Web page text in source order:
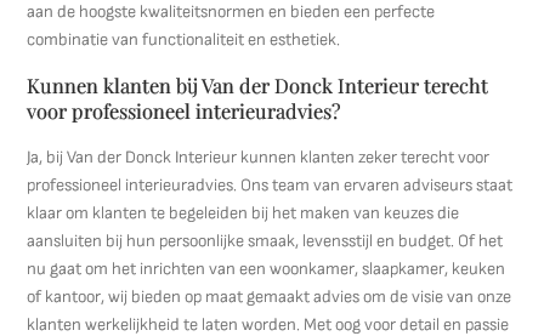
aan de hoogste kwaliteitsnormen en bieden een perfecte
combinatie van functionaliteit en esthetiek.
Kunnen klanten bij Van der Donck Interieur terecht
voor professioneel interieuradvies?
Ja, bij Van der Donck Interieur kunnen klanten zeker terecht voor
professioneel interieuradvies. Ons team van ervaren adviseurs staat
klaar om klanten te begeleiden bij het maken van keuzes die
aansluiten bij hun persoonlijke smaak, levensstijl en budget. Of het
nu gaat om het inrichten van een woonkamer, slaapkamer, keuken
of kantoor, wij bieden op maat gemaakt advies om de visie van onze
klanten werkelijkheid te laten worden. Met oog voor detail en passie